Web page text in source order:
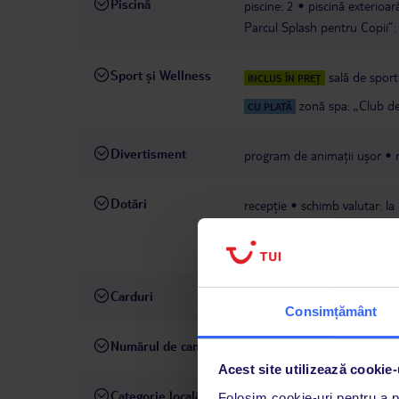
Consimțământ
Acest site utilizează
Piscină piscine: 2 piscină
Parcul Splash pentru
Sport și Wellness INCLUS ÎN PREȚ sală de sport
CU PLATĂ zonă spa: „Club
Divertisment program de animații ușor
Dotări recepție schimb valutar: la
cu televizor
Carduri
Numărul de camere
Categorie locală